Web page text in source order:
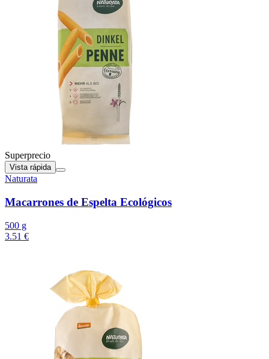
Superprecio
Vista rápida
Naturata
Macarrones de Espelta Ecológicos
500 g
3.51 €